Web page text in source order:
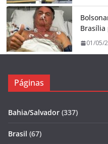
01/05/
Páginas
Bahia/Salvador (337)
Brasil (67)